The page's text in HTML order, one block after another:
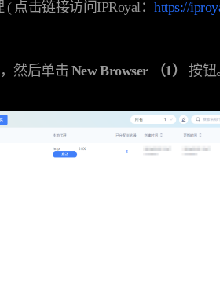
( 点击链接访问IPRoyal：https://
然后单击New Browser （1）按钮